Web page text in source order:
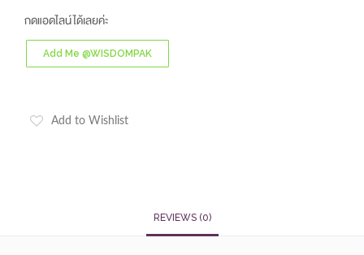
กดแอดไลน์ได้เลยค่ะ
Add Me @WISDOMPAK
Add to Wishlist
REVIEWS (0)